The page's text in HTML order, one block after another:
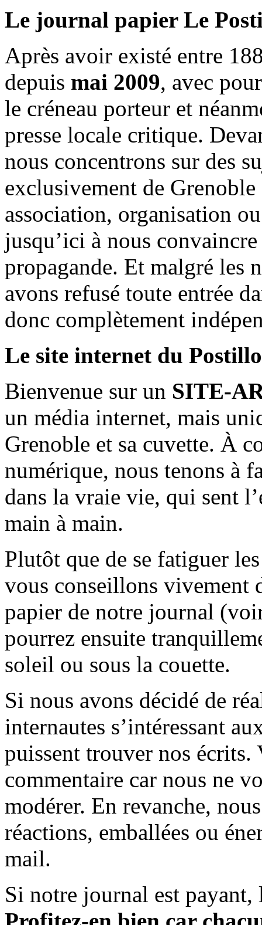
Le journal papier Le
Après avoir existé entre
depuis mai 2009, avec
le créneau porteur et
presse locale critique.
nous concentrons sur des
exclusivement de
association, organisation
jusqu’ici à nous
propagande. Et malgré les
avons refusé toute entrée
donc complètement
Le site internet du
Bienvenue sur un SITE-
un média internet, mais
Grenoble et sa cuvette. À
numérique, nous tenons à
dans la vraie vie, qui sent
main à main.
Plutôt que de se fatiguer
vous conseillons vivement
papier de notre journal
pourrez ensuite
soleil ou sous la couette.
Si nous avons décidé de
internautes s’intéressant
puissent trouver nos écrits.
commentaire car nous ne
modérer. En revanche,
réactions, emballées ou
mail.
Si notre journal est payant,